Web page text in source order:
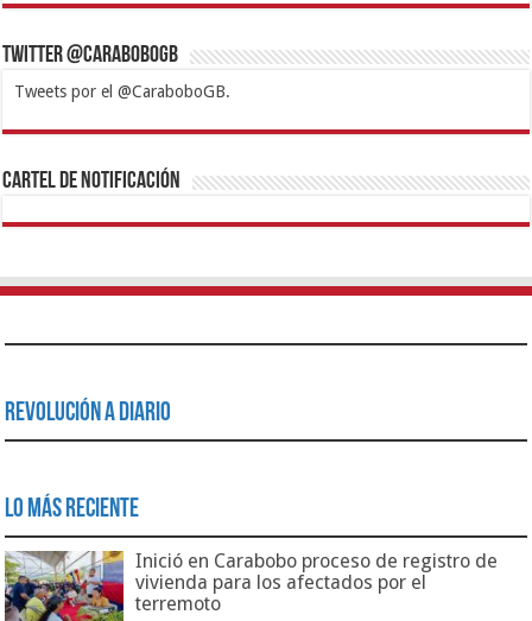
Twitter @CaraboboGB
Tweets por el @CaraboboGB.
1xbetBetturkeyBetistKralbetSupertotobetTipobetMatadorbetMariobet
https://mvbcasino.com/
Cartel de Notificación
Revolución a Diario
Lo Más Reciente
Inició en Carabobo proceso de registro de
vivienda para los afectados por el
terremoto